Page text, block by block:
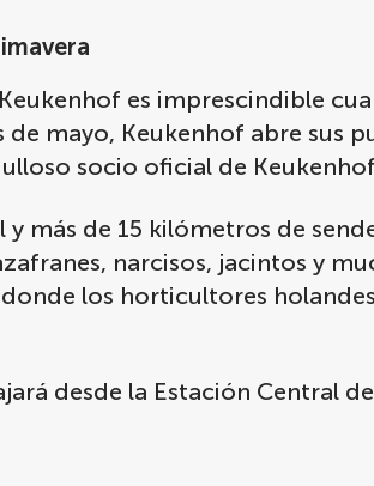
es imprescindible
mayo, Keukenhof abre sus
socio oficial de
más de 15 kilómetros de
narcisos, jacintos y
los horticultores
desde la Estación Central